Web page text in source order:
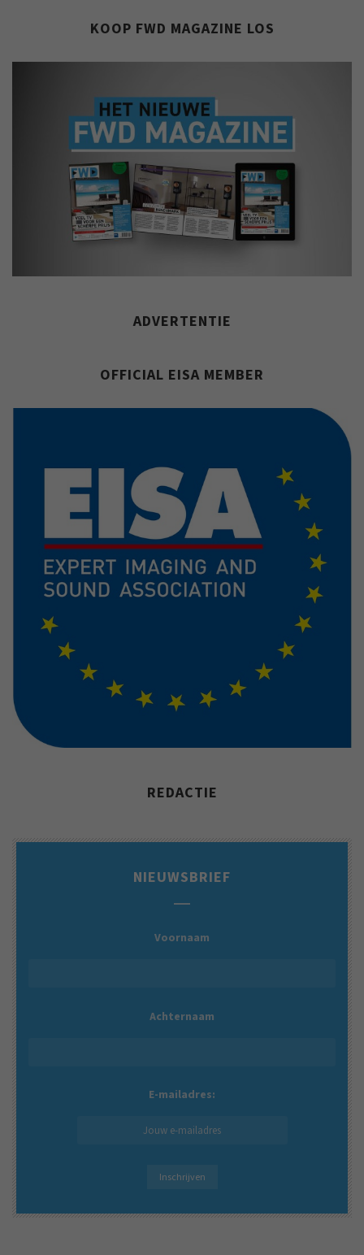
KOOP FWD MAGAZINE LOS
ADVERTENTIE
OFFICIAL EISA MEMBER
REDACTIE
NIEUWSBRIEF
Voornaam
Achternaam
E-mailadres: